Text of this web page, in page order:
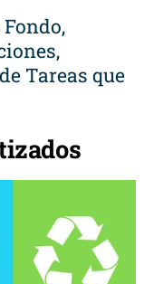
Tareas que